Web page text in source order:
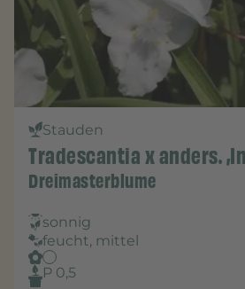
Stauden
Tradescantia x anders.
Dreimasterblume
sonnig
feucht, mittel
P 0,5